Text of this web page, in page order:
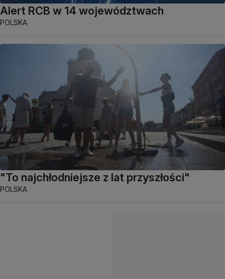
Alert RCB w 14 województwach
POLSKA
"To najchłodniejsze z lat przyszłości"
POLSKA